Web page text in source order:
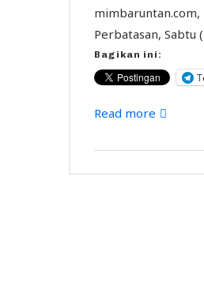
mimbaruntan.com,
Perbatasan, Sabtu
Bagikan ini:
Read more